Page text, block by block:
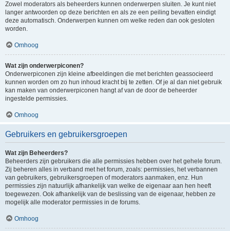
Zowel moderators als beheerders kunnen onderwerpen sluiten. Je kunt niet
langer antwoorden op deze berichten en als ze een peiling bevatten eindigt
deze automatisch. Onderwerpen kunnen om welke reden dan ook gesloten
worden.
Omhoog
Wat zijn onderwerpiconen?
Onderwerpiconen zijn kleine afbeeldingen die met berichten geassocieerd
kunnen worden om zo hun inhoud kracht bij te zetten. Of je al dan niet gebruik
kan maken van onderwerpiconen hangt af van de door de beheerder
ingestelde permissies.
Omhoog
Gebruikers en gebruikersgroepen
Wat zijn Beheerders?
Beheerders zijn gebruikers die alle permissies hebben over het gehele forum.
Zij beheren alles in verband met het forum, zoals: permissies, het verbannen
van gebruikers, gebruikersgroepen of moderators aanmaken, enz. Hun
permissies zijn natuurlijk afhankelijk van welke de eigenaar aan hen heeft
toegewezen. Ook afhankelijk van de beslissing van de eigenaar, hebben ze
mogelijk alle moderator permissies in de forums.
Omhoog